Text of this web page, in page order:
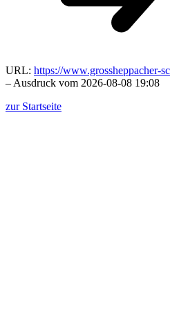
URL: https://www.grossheppacher-
– Ausdruck vom 2026-08-08 19:08
zur Startseite